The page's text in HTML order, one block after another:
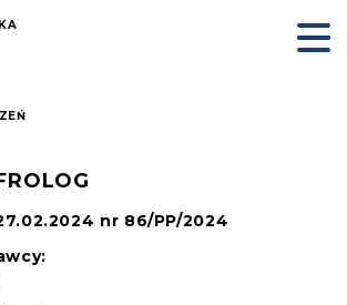
nr 86/PP/2024